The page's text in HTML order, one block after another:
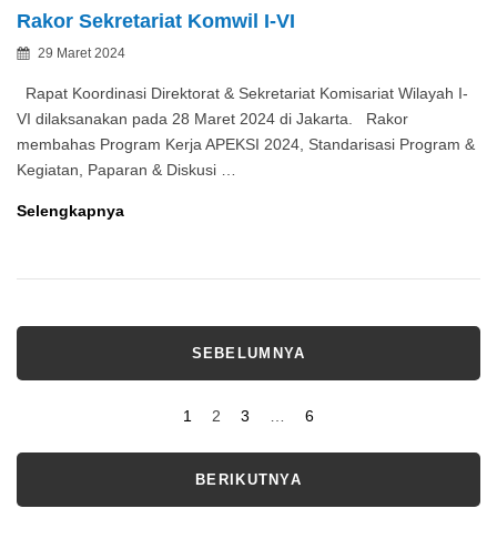
Rakor Sekretariat Komwil I-VI
Posted
29 Maret 2024
Rapat Koordinasi Direktorat & Sekretariat Komisariat Wilayah I-
VI dilaksanakan pada 28 Maret 2024 di Jakarta. Rakor
membahas Program Kerja APEKSI 2024, Standarisasi Program &
Kegiatan, Paparan & Diskusi …
SelengkapnyaRakor
Paginasi
pos
SEBELUMNYA
Page
1 Page
2 Page
3 … Page
6
BERIKUTNYA